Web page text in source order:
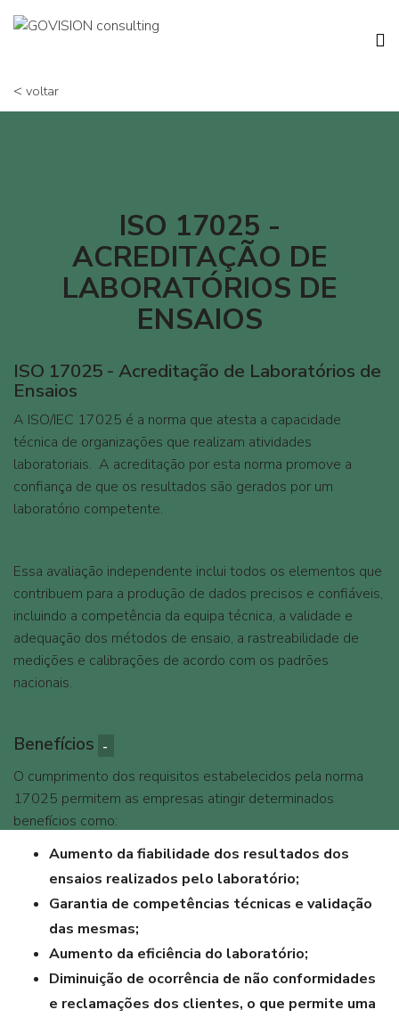
< voltar
ISO 17025 -
ACREDITAÇÃO DE
LABORATÓRIOS DE
ENSAIOS
ISO 17025 - Acreditação de Laboratórios de
Ensaios
A ISO/IEC 17025 é a norma que atesta a capacidade
técnica de organizações que realizam atividades
laboratoriais. A acreditação por esta norma promove a
confiança de que os resultados são gerados por um
laboratório competente.
Essa avaliação independente inclui todos os elementos que
contribuem para a produção de dados precisos e confiáveis,
incluindo a competência da equipa técnica, a validade e
adequação dos métodos de ensaio, a rastreabilidade de
medições e calibrações de acordo com os padrões
nacionais.
Benefícios
O cumprimento dos requisitos estabelecidos pela norma
17025 permitem as empresas atingir determinados
benefícios como:
Aumento da fiabilidade dos resultados dos
ensaios realizados pelo laboratório;
Garantia de competências técnicas e validação
das mesmas;
Aumento da eficiência do laboratório;
Diminuição de ocorrência de não conformidades
e reclamações dos clientes, o que permite uma